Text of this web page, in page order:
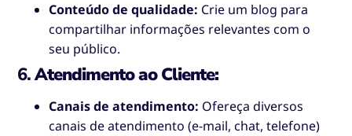
Conteúdo de qualidade: Crie um blog para
compartilhar informações relevantes com o
seu público.
6.Atendimento ao Cliente:
Canais de atendimento: Ofereça diversos
canais de atendimento (e-mail, chat, telefone)